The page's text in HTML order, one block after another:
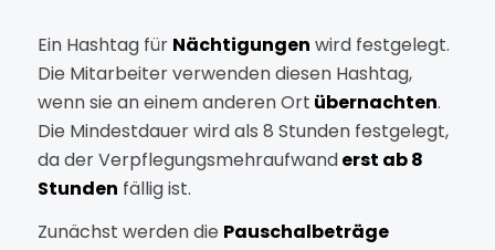
Ein Hashtag für Nächtigungen wird festgelegt.
Die Mitarbeiter verwenden diesen Hashtag,
wenn sie an einem anderen Ort übernachten.
Die Mindestdauer wird als 8 Stunden festgelegt,
da der Verpflegungsmehraufwanderst ab 8
Stunden fällig ist.
Zunächst werden die Pauschalbeträge